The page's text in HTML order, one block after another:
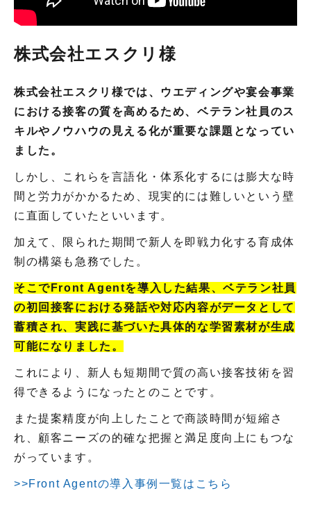
株式会社エスクリ様
株式会社エスクリ様では、ウエディングや宴会事業
における接客の質を高めるため、ベテラン社員のス
キルやノウハウの見える化が重要な課題となってい
ました。
しかし、これらを言語化・体系化するには膨大な時
間と労力がかかるため、現実的には難しいという壁
に直面していたといいます。
加えて、限られた期間で新人を即戦力化する育成体
制の構築も急務でした。
そこでFront Agentを導入した結果、ベテラン社員
の初回接客における発話や対応内容がデータとして
蓄積され、実践に基づいた具体的な学習素材が生成
可能になりました。
これにより、新人も短期間で質の高い接客技術を習
得できるようになったとのことです。
また提案精度が向上したことで商談時間が短縮さ
れ、顧客ニーズの的確な把握と満足度向上にもつな
がっています。
>>Front Agentの導入事例一覧はこちら